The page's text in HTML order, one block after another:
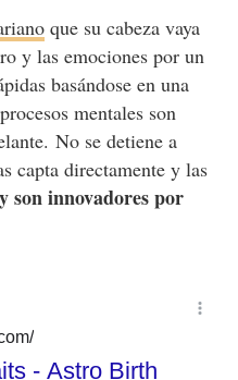
que su cabeza vaya
y las emociones por un
basándose en una
mentales son
No se detiene a
capta directamente y las
son innovadores por